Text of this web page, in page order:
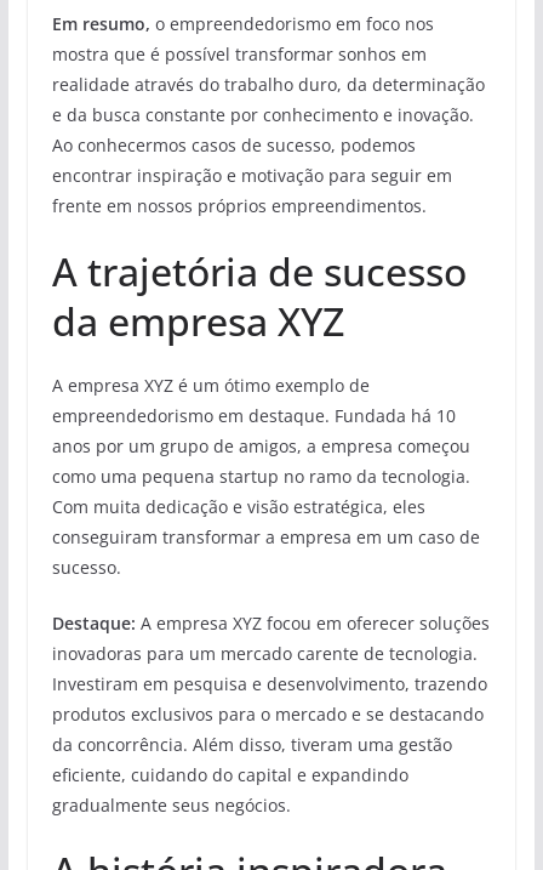
Em resumo, o empreendedorismo em foco nos
mostra que é possível transformar sonhos em
realidade através do trabalho duro, da determinação
e da busca constante por conhecimento e inovação.
Ao conhecermos casos de sucesso, podemos
encontrar inspiração e motivação para seguir em
frente em nossos próprios empreendimentos.
A trajetória de sucesso
da empresa XYZ
A empresa XYZ é um ótimo exemplo de
empreendedorismo em destaque. Fundada há 10
anos por um grupo de amigos, a empresa começou
como uma pequena startup no ramo da tecnologia.
Com muita dedicação e visão estratégica, eles
conseguiram transformar a empresa em um caso de
sucesso.
Destaque: A empresa XYZ focou em oferecer soluções
inovadoras para um mercado carente de tecnologia.
Investiram em pesquisa e desenvolvimento, trazendo
produtos exclusivos para o mercado e se destacando
da concorrência. Além disso, tiveram uma gestão
eficiente, cuidando do capital e expandindo
gradualmente seus negócios.